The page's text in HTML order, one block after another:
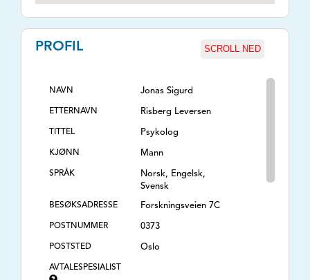
PROFIL SCROLL NED
NAVN Jonas Sigurd
ETTERNAVN Risberg Leversen
TITTEL Psykolog
KJØNN Mann
SPRÅK
Norsk, Engelsk,
Svensk
BESØKSADRESSE Forskningsveien 7C
POSTNUMMER 0373
POSTSTED Oslo
AVTALESPESIALIST